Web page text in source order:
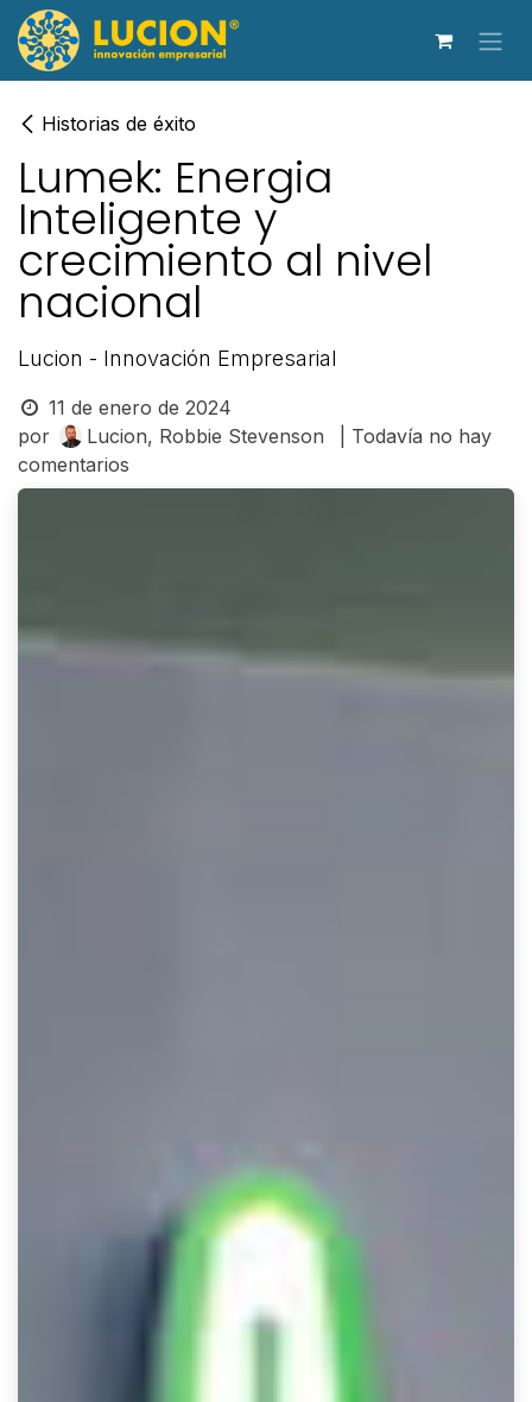
Ir al contenido
Historias de éxito
Lumek: Energia
Inteligente y
crecimiento al nivel
nacional
Lucion - Innovación Empresarial
11 de enero de 2024
por
Lucion, Robbie Stevenson
| Todavía no hay
comentarios